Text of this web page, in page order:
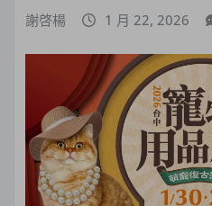
謝啓楊 1 月 22, 2026